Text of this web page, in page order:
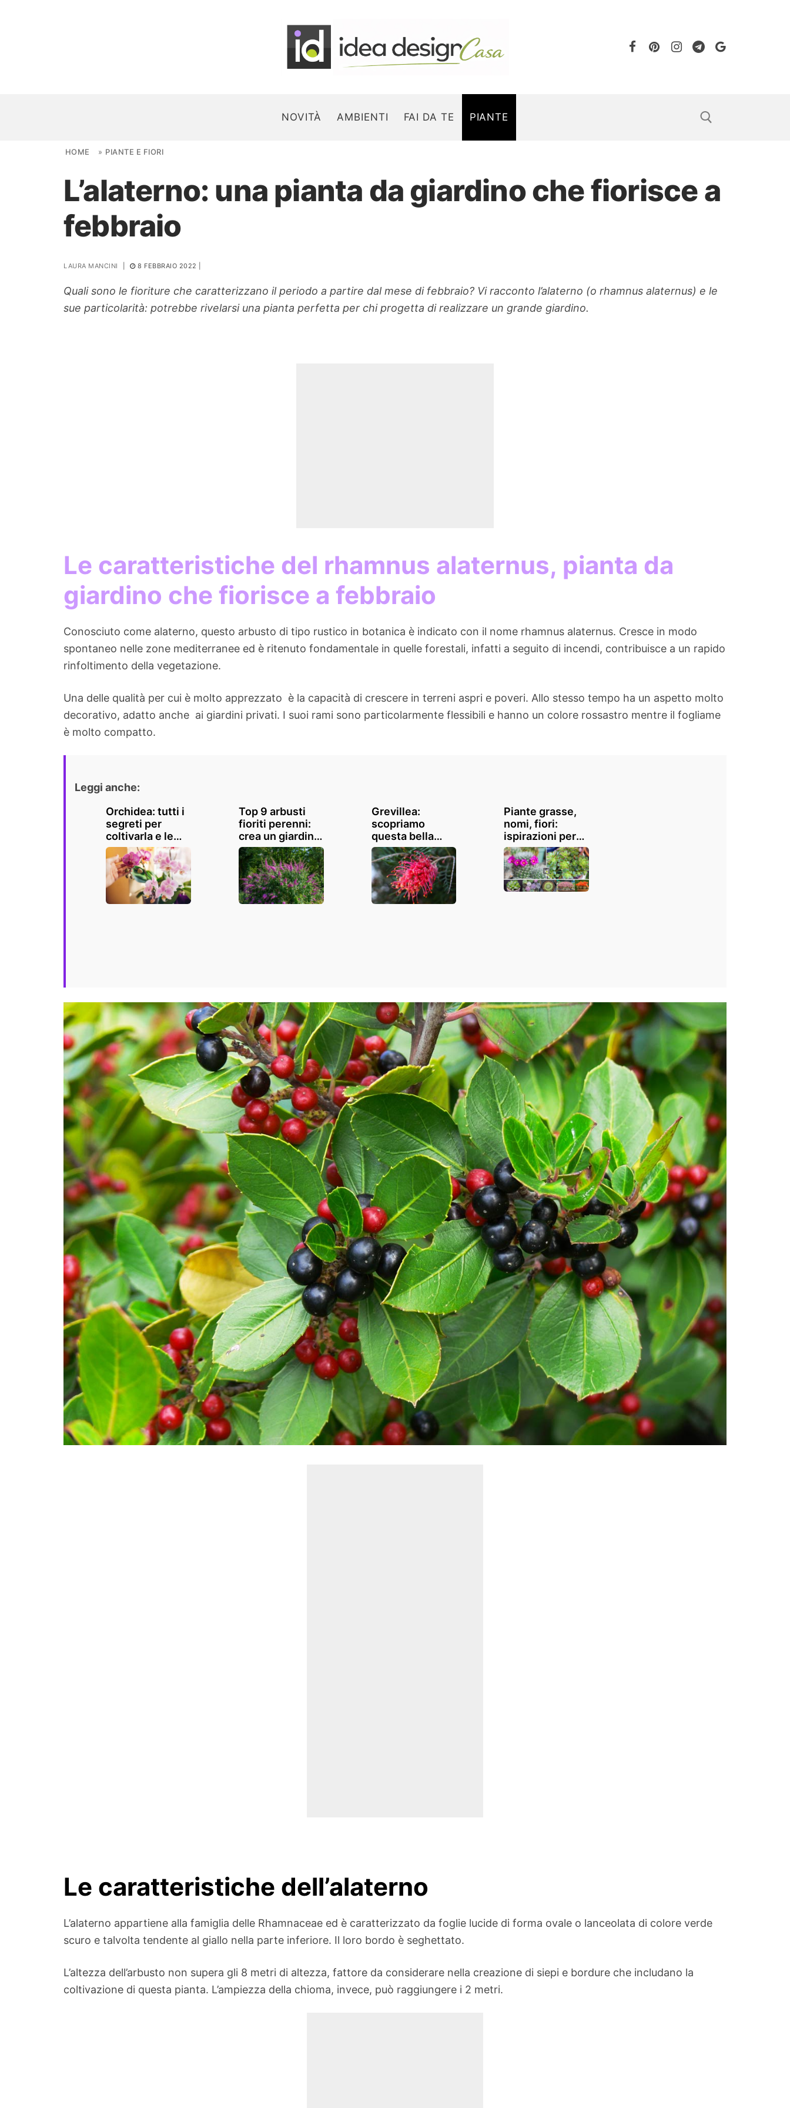
NOVITÀ AMBIENTI FAI DA TE PIANTE
Search for:
NOVITÀ
AMBIENTI
Ortaggio
Search for:
HOME » PIANTE E FIORI
L’alaterno: una pianta da giardino che fiorisce a
febbraio
LAURA MANCINI 8 FEBBRAIO 2022
Quali sono le fioriture che caratterizzano il periodo a partire dal mese di febbraio? Vi racconto l’alaterno (o rhamnus alaternus) e le
sue particolarità: potrebbe rivelarsi una pianta perfetta per chi progetta di realizzare un grande giardino.
Le caratteristiche del rhamnus alaternus, pianta da
giardino che fiorisce a febbraio
Conosciuto come alaterno, questo arbusto di tipo rustico in botanica è indicato con il nome rhamnus alaternus. Cresce in modo
spontaneo nelle zone mediterranee ed è ritenuto fondamentale in quelle forestali, infatti a seguito di incendi, contribuisce a un rapido
rinfoltimento della vegetazione.
Una delle qualità per cui è molto apprezzato è la capacità di crescere in terreni aspri e poveri. Allo stesso tempo ha un aspetto molto
decorativo, adatto anche ai giardini privati. I suoi rami sono particolarmente flessibili e hanno un colore rossastro mentre il fogliame
è molto compatto.
Leggi anche:
Orchidea: tutti i
segreti per
coltivarla e le
specie più belle
al mondo
Top 9 arbusti
fioriti perenni:
crea un giardino
ecologico e
stupendo!
Grevillea:
scopriamo
questa bella
pianta da
esterno che
fiorisce a
febbraio
Piante grasse,
nomi, fiori:
ispirazioni per
un tocco esotico
in casa e
giardino
Le caratteristiche dell’alaterno
L’alaterno appartiene alla famiglia delle Rhamnaceae ed è caratterizzato da foglie lucide di forma ovale o lanceolata di colore verde
scuro e talvolta tendente al giallo nella parte inferiore. Il loro bordo è seghettato.
L’altezza dell’arbusto non supera gli 8 metri di altezza, fattore da considerare nella creazione di siepi e bordure che includano la
coltivazione di questa pianta. L’ampiezza della chioma, invece, può raggiungere i 2 metri.